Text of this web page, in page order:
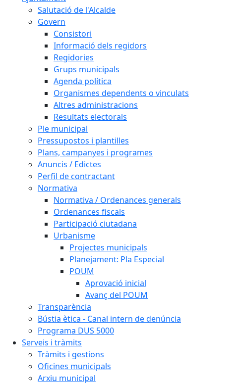
Salutació de l'Alcalde
Govern
Consistori
Informació dels regidors
Regidories
Grups municipals
Agenda política
Organismes dependents o vinculats
Altres administracions
Resultats electorals
Ple municipal
Pressupostos i plantilles
Plans, campanyes i programes
Anuncis / Edictes
Perfil de contractant
Normativa
Normativa / Ordenances generals
Ordenances fiscals
Participació ciutadana
Urbanisme
Projectes municipals
Planejament: Pla Especial
POUM
Aprovació inicial
Avanç del POUM
Transparència
Bústia ètica - Canal intern de denúncia
Programa DUS 5000
Serveis i tràmits
Tràmits i gestions
Oficines municipals
Arxiu municipal